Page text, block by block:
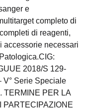
e
completo di
di reagenti,
accessorie necessari
2018/S 129-
V° Serie Speciale
TERMINE PER LA
PARTECIPAZIONE